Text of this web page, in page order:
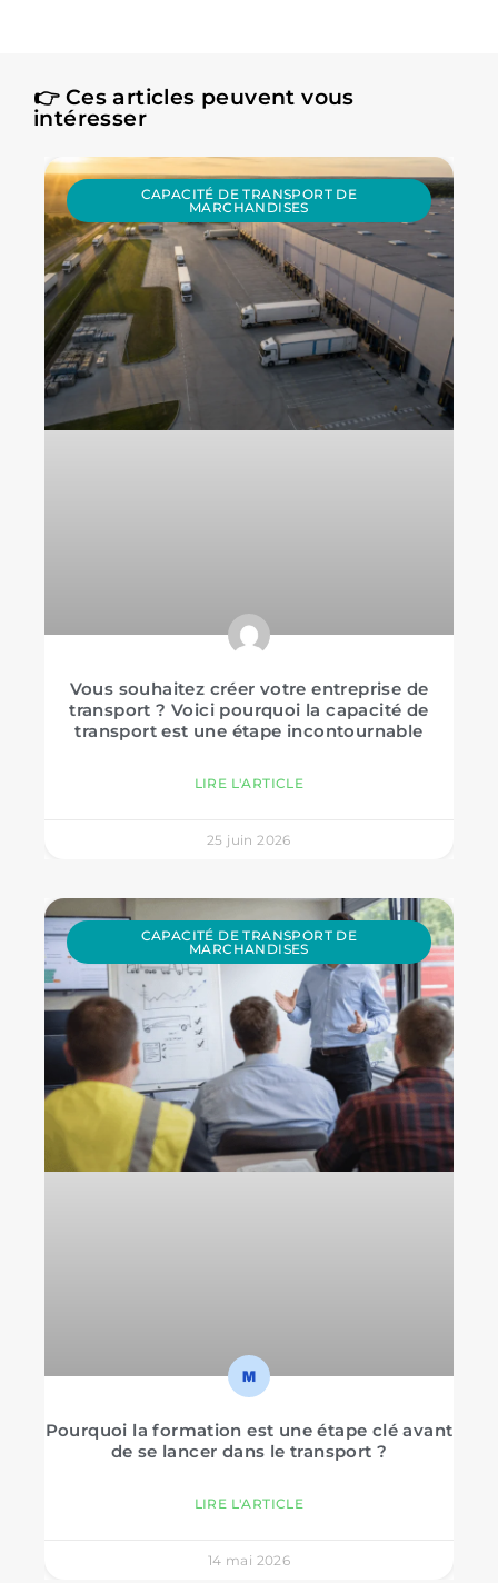
👉 Ces articles peuvent vous
intéresser
CAPACITÉ DE TRANSPORT DE
MARCHANDISES
Vous souhaitez créer votre entreprise de
transport ? Voici pourquoi la capacité de
transport est une étape incontournable
LIRE L'ARTICLE
25 juin 2026
CAPACITÉ DE TRANSPORT DE
MARCHANDISES
Pourquoi la formation est une étape clé avant
de se lancer dans le transport ?
LIRE L'ARTICLE
14 mai 2026